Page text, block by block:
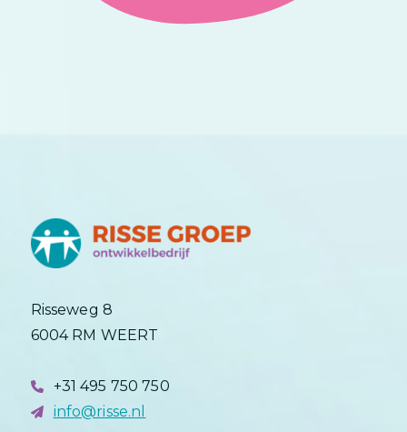
Risseweg 8
6004 RM WEERT
+31 495 750 750
info@risse.nl